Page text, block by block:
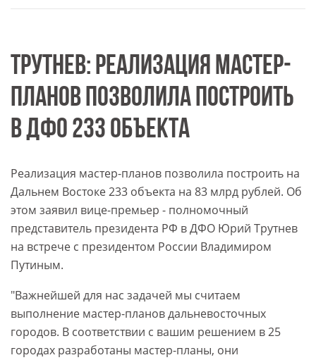
ТРУТНЕВ: РЕАЛИЗАЦИЯ МАСТЕР-
ПЛАНОВ ПОЗВОЛИЛА ПОСТРОИТЬ
В ДФО 233 ОБЪЕКТА
Реализация мастер-планов позволила построить на
Дальнем Востоке 233 объекта на 83 млрд рублей. Об
этом заявил вице-премьер - полномочный
представитель президента РФ в ДФО Юрий Трутнев
на встрече с президентом России Владимиром
Путиным.
"Важнейшей для нас задачей мы считаем
выполнение мастер-планов дальневосточных
городов. В соответствии с вашим решением в 25
городах разработаны мастер-планы, они